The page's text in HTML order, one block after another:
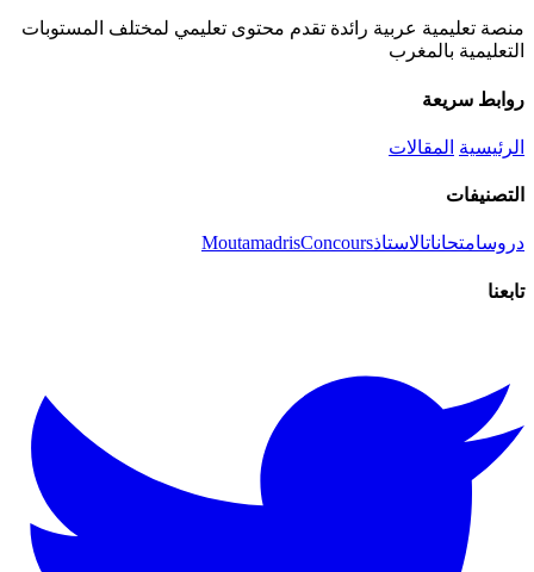
منصة تعليمية عربية رائدة تقدم محتوى تعليمي لمختلف المستوبات
التعليمية بالمغرب
روابط سريعة
الرئيسية المقالات
التصنيفات
دروسامتحاناتالاستاذ MoutamadrisConcours
تابعنا